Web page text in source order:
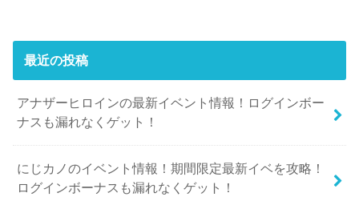
最近の投稿
アナザーヒロインの最新イベント情報！ログインボー
ナスも漏れなくゲット！
にじカノのイベント情報！期間限定最新イベを攻略！
ログインボーナスも漏れなくゲット！